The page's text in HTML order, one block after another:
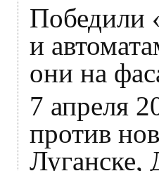
Победили
и
они на
7 апреля
против
Луганске,